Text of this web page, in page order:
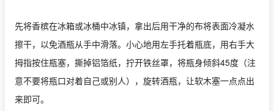
先将香槟在冰箱或冰桶中冰镇，拿出后用干净的布将表面冷凝水
擦干，以免酒瓶从手中滑落。小心地用左手托着瓶底，用右手大
拇指按住瓶塞，撕掉铝箔纸，拧开铁丝罩，将瓶身倾斜45度（注
意不要将瓶口对着自己或别人），旋转酒瓶，让软木塞一点点出
来即可。